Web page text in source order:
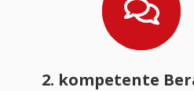
2. kompetente